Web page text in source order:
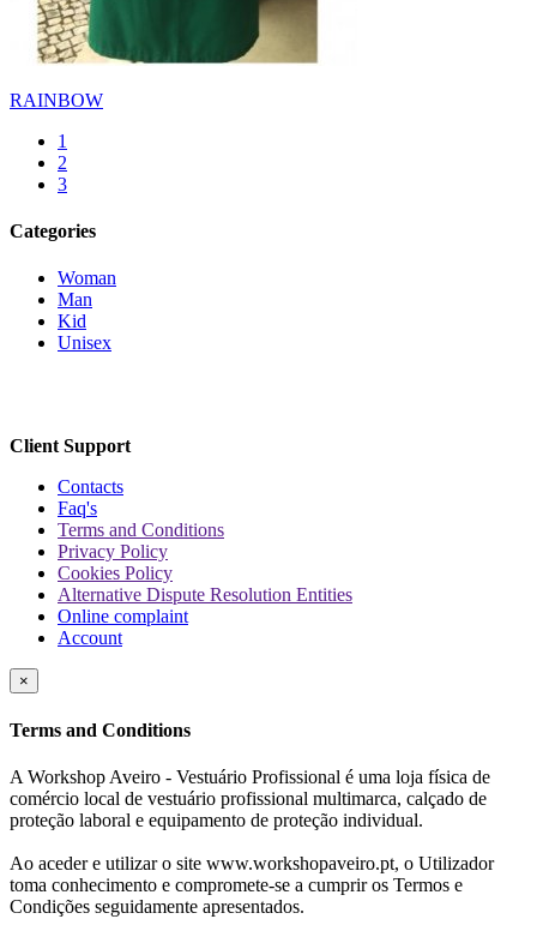
RAINBOW
1
2
3
Categories
Woman
Man
Kid
Unisex
Client Support
Contacts
Faq's
Terms and Conditions
Privacy Policy
Cookies Policy
Alternative Dispute Resolution Entities
Online complaint
Account
×
Terms and Conditions
A Workshop Aveiro - Vestuário Profissional é uma loja física de
comércio local de vestuário profissional multimarca, calçado de
proteção laboral e equipamento de proteção individual.
Ao aceder e utilizar o site www.workshopaveiro.pt, o Utilizador
toma conhecimento e compromete-se a cumprir os Termos e
Condições seguidamente apresentados.